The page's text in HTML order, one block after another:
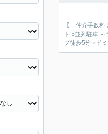
【 仲介手数
ト ○並列駐車 ～ライフインフォメーション～ ○よしいけ保育園徒歩15分 〇翼幼保園徒歩18分 〇翼小学校徒歩7分 ○高浜中学校徒歩17分 〇ミニストッ
プ徒歩5分 ○ド